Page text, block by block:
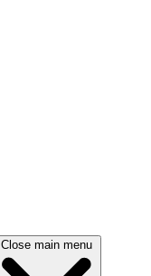
Close main menu